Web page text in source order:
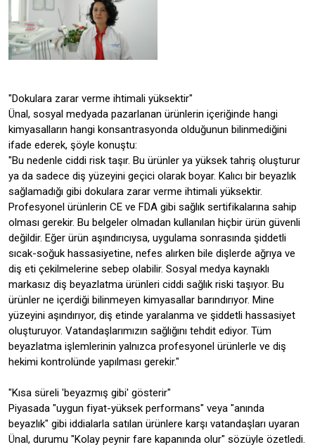
"Dokulara zarar verme ihtimali yüksektir"
Ünal, sosyal medyada pazarlanan ürünlerin içeriğinde hangi
kimyasalların hangi konsantrasyonda olduğunun bilinmediğini
ifade ederek, şöyle konuştu:
"Bu nedenle ciddi risk taşır. Bu ürünler ya yüksek tahriş oluşturur
ya da sadece diş yüzeyini geçici olarak boyar. Kalıcı bir beyazlık
sağlamadığı gibi dokulara zarar verme ihtimali yüksektir.
Profesyonel ürünlerin CE ve FDA gibi sağlık sertifikalarına sahip
olması gerekir. Bu belgeler olmadan kullanılan hiçbir ürün güvenli
değildir. Eğer ürün aşındırıcıysa, uygulama sonrasında şiddetli
sıcak-soğuk hassasiyetine, nefes alırken bile dişlerde ağrıya ve
diş eti çekilmelerine sebep olabilir. Sosyal medya kaynaklı
markasız diş beyazlatma ürünleri ciddi sağlık riski taşıyor. Bu
ürünler ne içerdiği bilinmeyen kimyasallar barındırıyor. Mine
yüzeyini aşındırıyor, diş etinde yaralanma ve şiddetli hassasiyet
oluşturuyor. Vatandaşlarımızın sağlığını tehdit ediyor. Tüm
beyazlatma işlemlerinin yalnızca profesyonel ürünlerle ve diş
hekimi kontrolünde yapılması gerekir."
"Kısa süreli 'beyazmış gibi' gösterir"
Piyasada "uygun fiyat-yüksek performans" veya "anında
beyazlık" gibi iddialarla satılan ürünlere karşı vatandaşları uyaran
Ünal, durumu "Kolay peynir fare kapanında olur" sözüyle özetledi.